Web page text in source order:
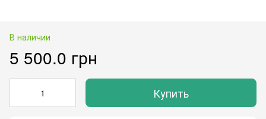
В наличии
5 500.0 грн
Купить